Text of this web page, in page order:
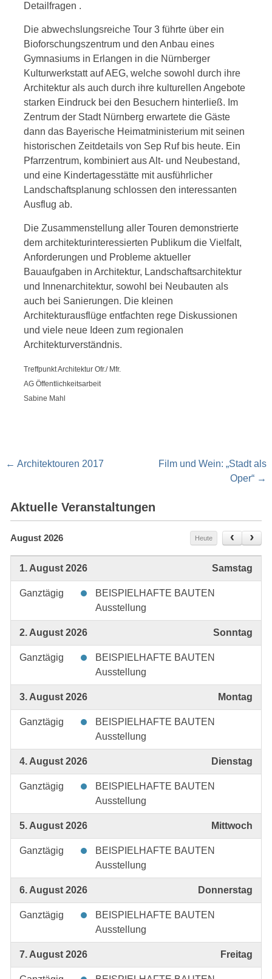
Detailfragen .
Die abwechslungsreiche Tour 3 führte über ein
Bioforschungszentrum und den Anbau eines
Gymnasiums in Erlangen in die Nürnberger
Kulturwerkstatt auf AEG, welche sowohl durch ihre
Architektur als auch durch ihre kulturellen Angebote
starken Eindruck bei den Besuchern hinterließ. Im
Zentrum der Stadt Nürnberg erwartete die Gäste
dann das Bayerische Heimatministerium mit seinen
historischen Zeitdetails von Sep Ruf bis heute. Ein
Pfarrzentrum, kombiniert aus Alt- und Neubestand,
und eine Kindertagesstätte mit ausführlicher
Landschaftsplanung schlossen den interessanten
Ausflug ab.
Die Zusammenstellung aller Touren demonstrierte
dem architekturinteressierten Publikum die Vielfalt,
Anforderungen und Probleme aktueller
Bauaufgaben in Architektur, Landschaftsarchitektur
und Innenarchitektur, sowohl bei Neubauten als
auch bei Sanierungen. Die kleinen
Architekturausflüge entfachten rege Diskussionen
und viele neue Ideen zum regionalen
Architekturverständnis.
Treffpunkt Architektur Ofr./ Mfr.
AG Öffentlichkeitsarbeit
Sabine Mahl
Post
← Architektouren 2017
Film und Wein: „Stadt als
Oper“ →
Aktuelle Veranstaltungen
August 2026 Heute
1. August 2026 Samstag
Ganztägig
BEISPIELHAFTE BAUTEN
Ausstellung
2. August 2026 Sonntag
Ganztägig
BEISPIELHAFTE BAUTEN
Ausstellung
3. August 2026 Montag
Ganztägig
BEISPIELHAFTE BAUTEN
Ausstellung
4. August 2026 Dienstag
Ganztägig
BEISPIELHAFTE BAUTEN
Ausstellung
5. August 2026 Mittwoch
Ganztägig
BEISPIELHAFTE BAUTEN
Ausstellung
6. August 2026 Donnerstag
Ganztägig
BEISPIELHAFTE BAUTEN
Ausstellung
7. August 2026 Freitag